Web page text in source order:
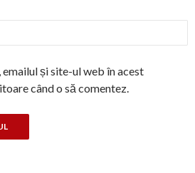
emailul și site-ul web în acest
când o să comentez.